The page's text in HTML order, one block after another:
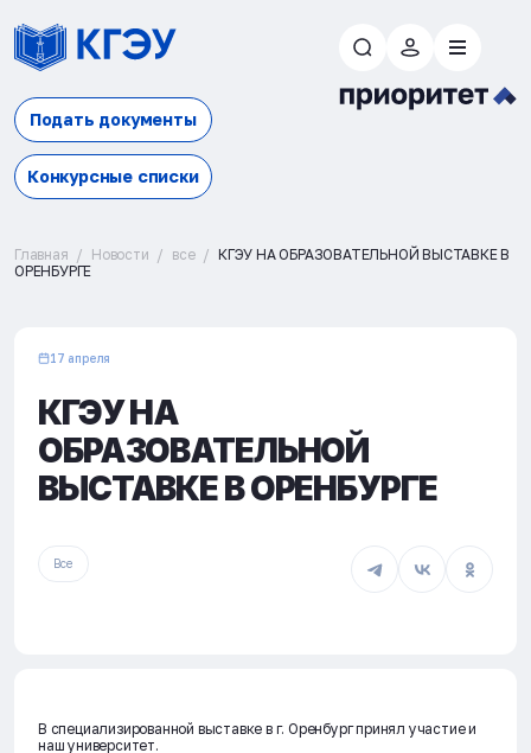
Подать документы
Конкурсные списки
Главная Новости все
КГЭУ НА ОБРАЗОВАТЕЛЬНОЙ ВЫСТАВКЕ В
ОРЕНБУРГЕ
17 апреля
КГЭУ НА
ОБРАЗОВАТЕЛЬНОЙ
ВЫСТАВКЕ В ОРЕНБУРГЕ
Все
В специализированной выставке в г. Оренбург принял участие и
наш университет.